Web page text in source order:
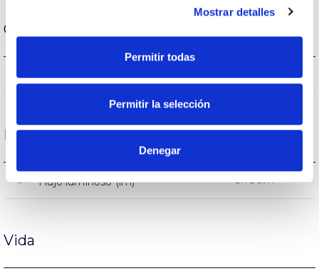
Mostrar detalles
Permitir todas
Permitir la selección
Denegar
Carcasa y Acabado
Intensidad (A)
Rendimiento
Flujo luminoso (lm) 8.756lm
Vida